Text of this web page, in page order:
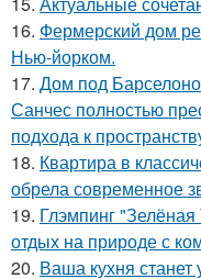
16. Фермерский дом
Нью-йорком.
17. Дом под
Санчес полностью
подхода к
18. Квартира в
обрела современное
19. Глэмпинг "Зелёная
отдых на природе с
20. Ваша кухня станет